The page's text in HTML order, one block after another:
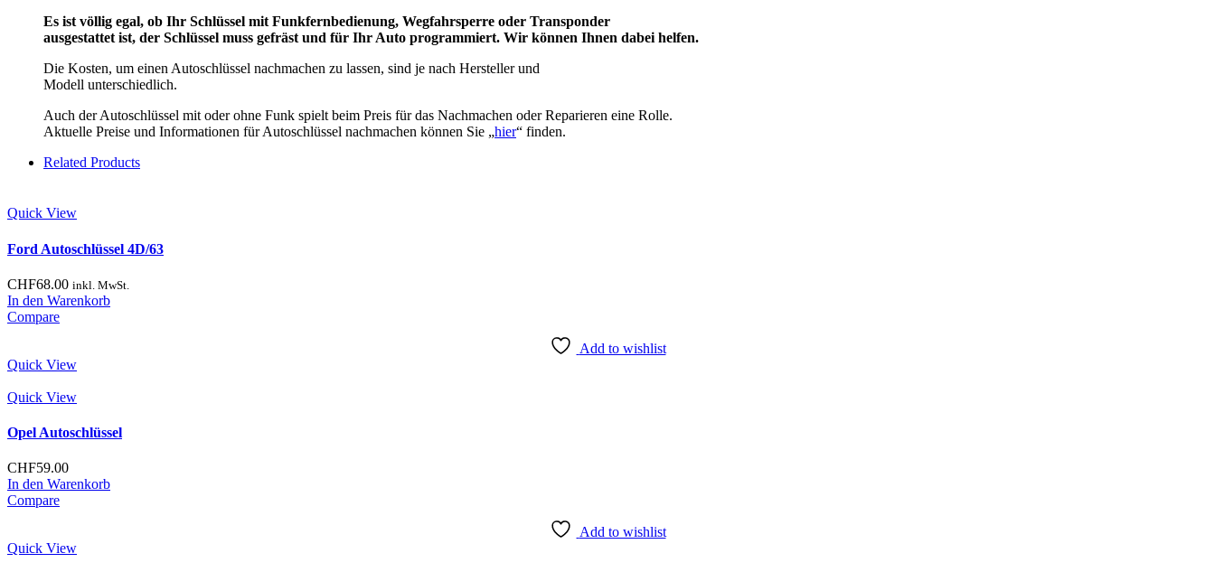
Es ist völlig egal, ob Ihr Schlüssel mit Funkfernbedienung, Wegfahrsperre oder Transponder
ausgestattet ist, der Schlüssel muss gefräst und für Ihr Auto programmiert. Wir können Ihnen dabei helfen.
Die Kosten, um einen Autoschlüssel nachmachen zu lassen, sind je nach Hersteller und
Modell unterschiedlich.
Auch der Autoschlüssel mit oder ohne Funk spielt beim Preis für das Nachmachen oder Reparieren eine Rolle.
Aktuelle Preise und Informationen für Autoschlüssel nachmachen können Sie „hier“ finden.
Related Products
Quick View
Ford Autoschlüssel 4D/63
CHF68.00 inkl. MwSt.
In den Warenkorb
Compare
Add to wishlist
Quick View
Quick View
Opel Autoschlüssel
CHF59.00
In den Warenkorb
Compare
Add to wishlist
Quick View